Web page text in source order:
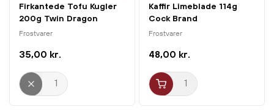
Firkantede Tofu Kugler
200g Twin Dragon
Frostvarer
35,00 kr.
Kaffir Limeblade 114g
Cock Brand
Frostvarer
48,00 kr.